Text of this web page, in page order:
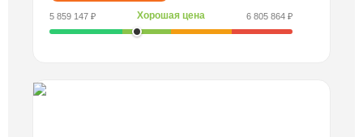
5 859 147 ₽ Хорошая цена 6 805 864 ₽